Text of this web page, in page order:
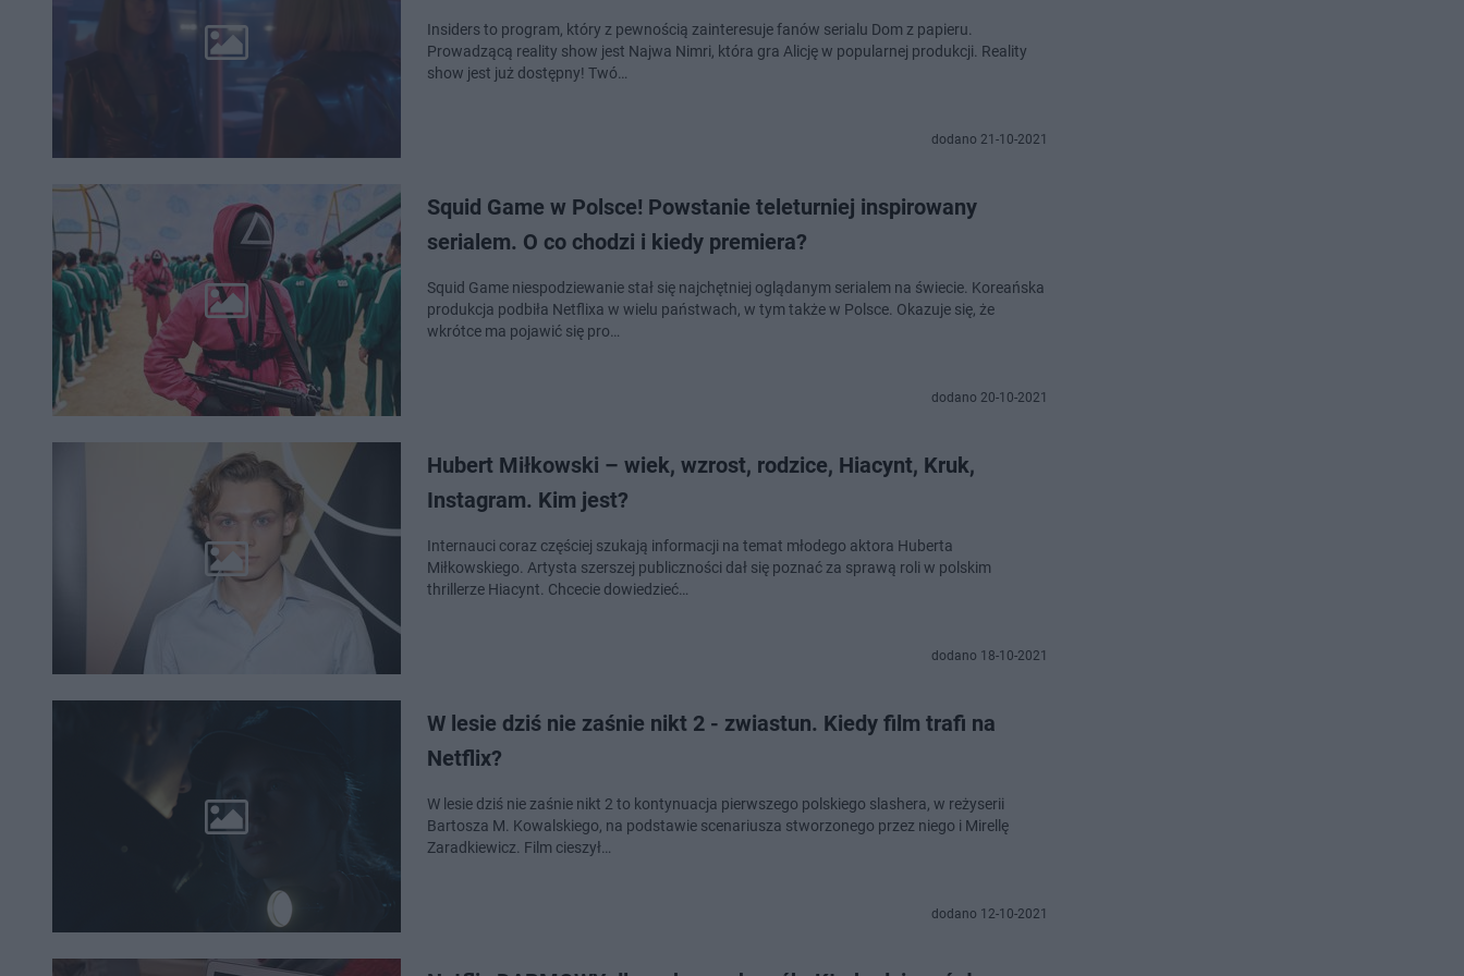
Insiders to program, który z pewnością zainteresuje fanów serialu Dom z papieru.
Prowadzącą reality show jest Najwa Nimri, która gra Alicję w popularnej produkcji. Reality
show jest już dostępny! Twó…
dodano 21-10-2021
Squid Game w Polsce! Powstanie teleturniej inspirowany
serialem. O co chodzi i kiedy premiera?
Squid Game niespodziewanie stał się najchętniej oglądanym serialem na świecie. Koreańska
produkcja podbiła Netflixa w wielu państwach, w tym także w Polsce. Okazuje się, że
wkrótce ma pojawić się pro…
dodano 20-10-2021
Hubert Miłkowski – wiek, wzrost, rodzice, Hiacynt, Kruk,
Instagram. Kim jest?
Internauci coraz częściej szukają informacji na temat młodego aktora Huberta
Miłkowskiego. Artysta szerszej publiczności dał się poznać za sprawą roli w polskim
thrillerze Hiacynt. Chcecie dowiedzieć…
dodano 18-10-2021
W lesie dziś nie zaśnie nikt 2 - zwiastun. Kiedy film trafi na
Netflix?
W lesie dziś nie zaśnie nikt 2 to kontynuacja pierwszego polskiego slashera, w reżyserii
Bartosza M. Kowalskiego, na podstawie scenariusza stworzonego przez niego i Mirellę
Zaradkiewicz. Film cieszył…
dodano 12-10-2021